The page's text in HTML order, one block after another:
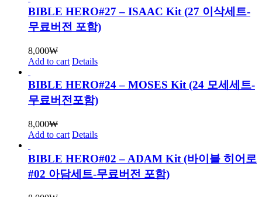
BIBLE HERO#27 – ISAAC Kit (27 이삭세트-
무료버전 포함)
8,000₩
Add to cart Details
BIBLE HERO#24 – MOSES Kit (24 모세세트-
무료버전포함)
8,000₩
Add to cart Details
BIBLE HERO#02 – ADAM Kit (바이블 히어로
#02 아담세트-무료버전 포함)